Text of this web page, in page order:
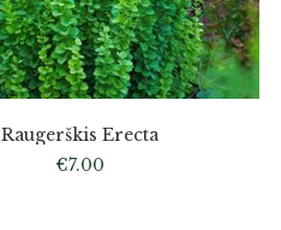
Raugerškis Erecta
€7.00